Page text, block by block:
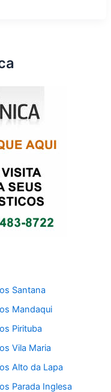
Santana
Mandaqui
Pirituba
Vila Maria
Alto da Lapa
Parada Inglesa